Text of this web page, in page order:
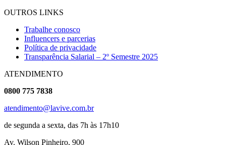
OUTROS LINKS
Trabalhe conosco
Influencers e parcerias
Política de privacidade
Transparência Salarial – 2º Semestre 2025
ATENDIMENTO
0800 775 7838
atendimento@lavive.com.br
de segunda a sexta, das 7h às 17h10
Av. Wilson Pinheiro, 900